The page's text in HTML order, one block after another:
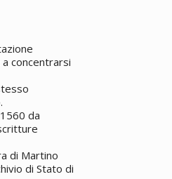
concentrarsi
da
di Martino
di Stato di